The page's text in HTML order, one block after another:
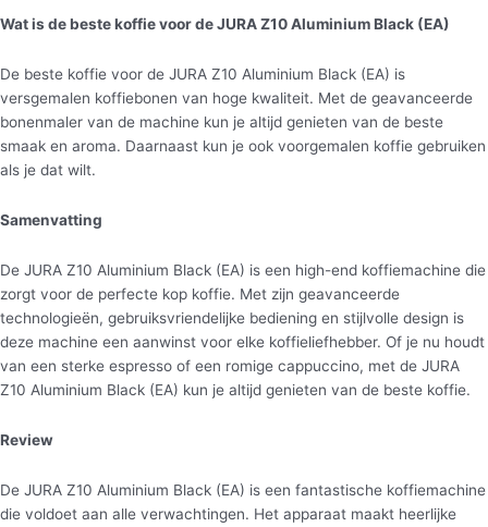
Wat is de beste koffie voor de JURA Z10 Aluminium Black (EA)
De beste koffie voor de JURA Z10 Aluminium Black (EA) is
versgemalen koffiebonen van hoge kwaliteit. Met de geavanceerde
bonenmaler van de machine kun je altijd genieten van de beste
smaak en aroma. Daarnaast kun je ook voorgemalen koffie gebruiken
als je dat wilt.
Samenvatting
De JURA Z10 Aluminium Black (EA) is een high-end koffiemachine die
zorgt voor de perfecte kop koffie. Met zijn geavanceerde
technologieën, gebruiksvriendelijke bediening en stijlvolle design is
deze machine een aanwinst voor elke koffieliefhebber. Of je nu houdt
van een sterke espresso of een romige cappuccino, met de JURA
Z10 Aluminium Black (EA) kun je altijd genieten van de beste koffie.
Review
De JURA Z10 Aluminium Black (EA) is een fantastische koffiemachine
die voldoet aan alle verwachtingen. Het apparaat maakt heerlijke